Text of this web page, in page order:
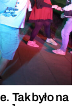
Tak było na